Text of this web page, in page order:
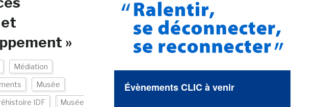
»
Médiation
Musée
IDF Musée
Évènements CLIC à venir